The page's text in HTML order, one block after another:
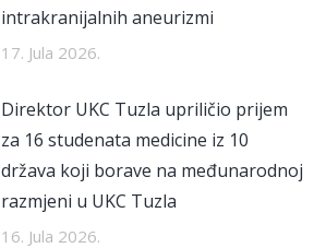
intrakranijalnih aneurizmi
17. Jula 2026.
Direktor UKC Tuzla upriličio prijem
za 16 studenata medicine iz 10
država koji borave na međunarodnoj
razmjeni u UKC Tuzla
16. Jula 2026.